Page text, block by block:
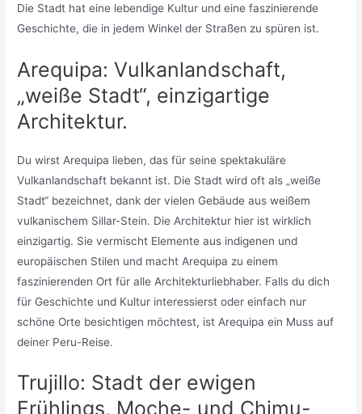
Die Stadt hat eine lebendige Kultur und eine faszinierende
Geschichte, die in jedem Winkel der Straßen zu spüren ist.
Arequipa: Vulkanlandschaft,
„weiße Stadt“, einzigartige
Architektur.
Du wirst Arequipa lieben, das für seine spektakuläre
Vulkanlandschaft bekannt ist. Die Stadt wird oft als „weiße
Stadt“ bezeichnet, dank der vielen Gebäude aus weißem
vulkanischem Sillar-Stein. Die Architektur hier ist wirklich
einzigartig. Sie vermischt Elemente aus indigenen und
europäischen Stilen und macht Arequipa zu einem
faszinierenden Ort für alle Architekturliebhaber. Falls du dich
für Geschichte und Kultur interessierst oder einfach nur
schöne Orte besichtigen möchtest, ist Arequipa ein Muss auf
deiner Peru-Reise.
Trujillo: Stadt der ewigen
Frühlings, Moche- und Chimu-